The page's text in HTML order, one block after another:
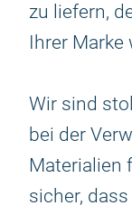
zu liefern,
Ihrer Marke
Wir sind
bei der
Materialien
sicher,